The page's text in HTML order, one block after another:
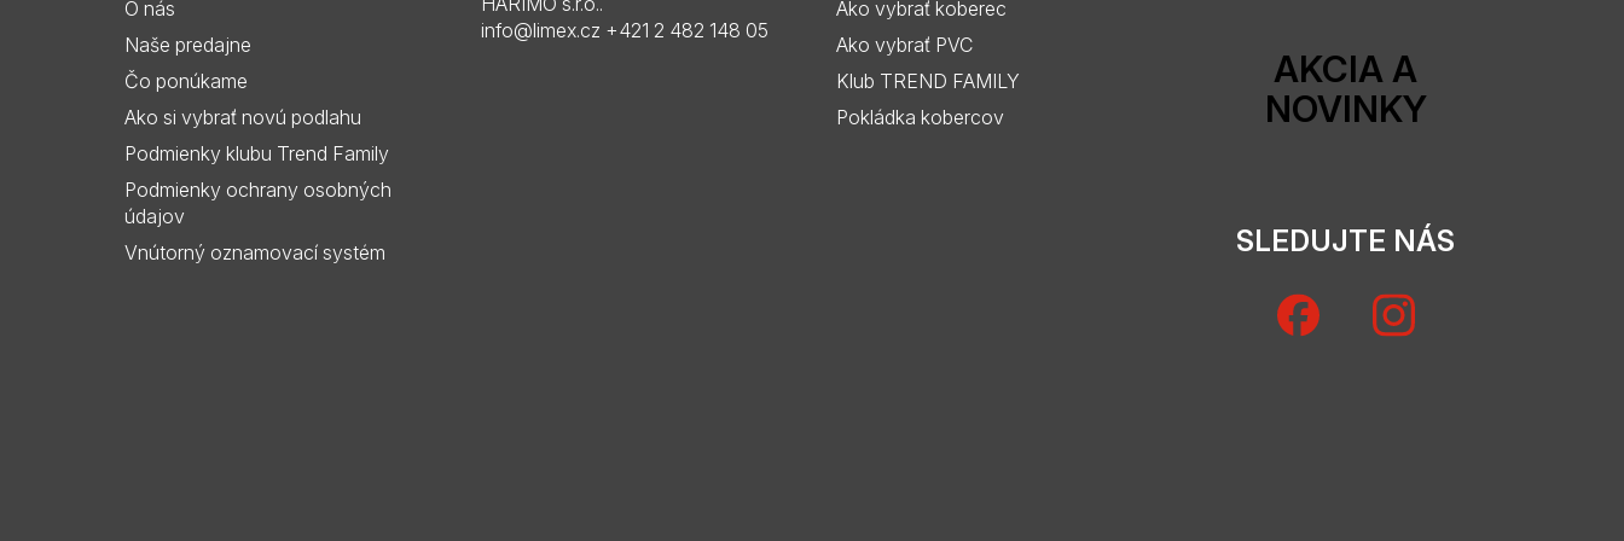
i
O nás
Naše predajne
Čo ponúkame
Ako si vybrať novú podlahu
Podmienky klubu Trend Family
Podmienky ochrany osobných
údajov
Vnútorný oznamovací systém
info@limex.cz +421 2 482 148 05
Ako vybrať koberec
Ako vybrať PVC
Klub TREND FAMILY
Pokládka kobercov
AKCIA A
NOVINKY
SLEDUJTE NÁS